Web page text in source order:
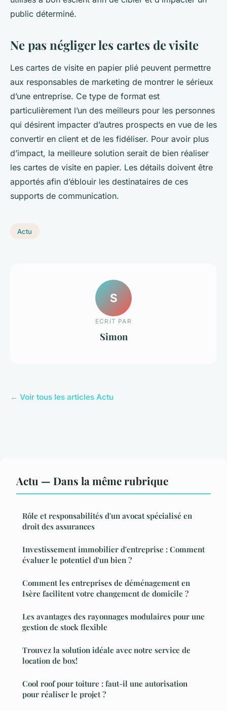
public déterminé.
Ne pas négliger les cartes de visite
Les cartes de visite en papier plié peuvent permettre
aux responsables de marketing de montrer le sérieux
d’une entreprise. Ce type de format est
particulièrement l’un des meilleurs pour les personnes
qui désirent impacter d’autres prospects en vue de les
convertir en client et de les fidéliser. Pour avoir plus
d’impact, la meilleure solution serait de bien réaliser
les cartes de visite en papier. Les détails doivent être
apportés afin d’éblouir les destinataires de ces
supports de communication.
Actu
S
ECRIT PAR
Simon
← Voir tous les articles Actu
Actu — Dans la même rubrique
Rôle et responsabilités d'un avocat spécialisé en
droit des assurances
Investissement immobilier d'entreprise : Comment
évaluer le potentiel d'un bien ?
Comment les entreprises de déménagement en
Isère facilitent votre changement de domicile ?
Les avantages des rayonnages modulaires pour une
gestion de stock flexible
Trouvez la solution idéale avec notre service de
location de box!
Cool roof pour toiture : faut-il une autorisation
pour réaliser le projet ?